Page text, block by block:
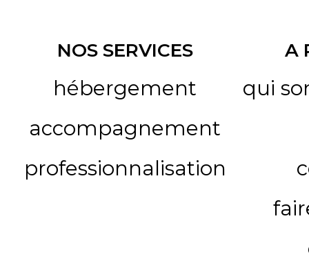
NOS SERVICES
hébergement
accompagnement
professionnalisation
A
qui